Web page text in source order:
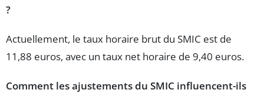
?
Actuellement, le taux horaire brut du SMIC est de
11,88 euros, avec un taux net horaire de 9,40 euros.
Comment les ajustements du SMIC influencent-ils